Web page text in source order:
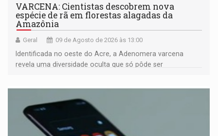
VARCENA: Cientistas descobrem nova
espécie de rã em florestas alagadas da
Amazônia
Geral 09 de Agosto de 2026 às 13:00
Identificada no oeste do Acre, a Adenomera varcena
revela uma diversidade oculta que só pôde ser